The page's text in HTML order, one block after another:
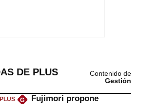
DE PLUS
Contenido de
Gestión
PLUS G
Fujimori propone